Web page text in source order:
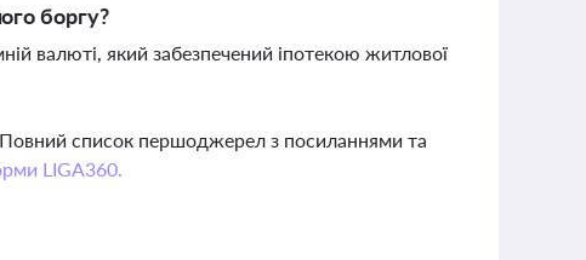
боргу?
валюті, який забезпечений іпотекою житлової
список першоджерел з посиланнями та
LIGA360.